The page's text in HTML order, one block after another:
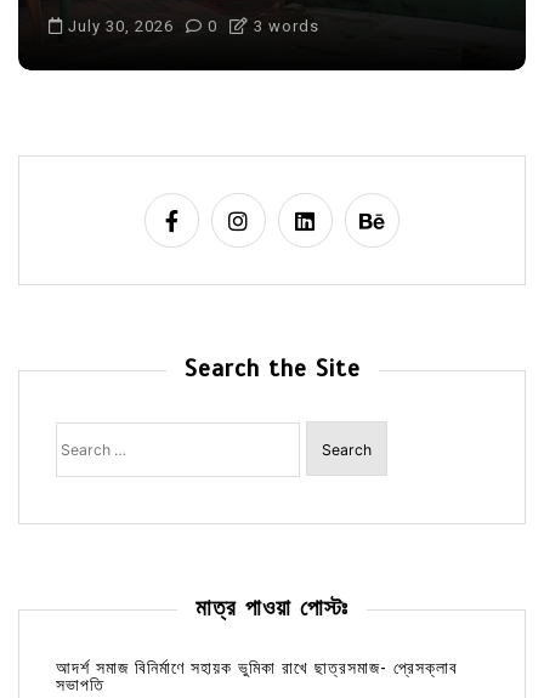
July 30, 2026 0 3 words
Search the Site
Search
for:
মাত্র পাওয়া পোস্টঃ
আদর্শ সমাজ বিনির্মাণে সহায়ক ভুমিকা রাখে ছাত্রসমাজ- প্রেসক্লাব
সভাপতি